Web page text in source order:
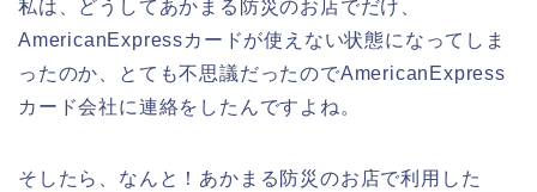
私は、どうしてあかまる防災のお店でだけ、
AmericanExpressカードが使えない状態になってしま
ったのか、とても不思議だったのでAmericanExpress
カード会社に連絡をしたんですよね。
そしたら、なんと！あかまる防災のお店で利用した